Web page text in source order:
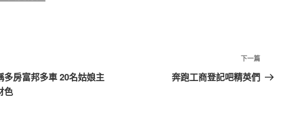
多房富邦多車 20名姑娘主
色
下
一
下一篇
奔跑工商登記吧精英們